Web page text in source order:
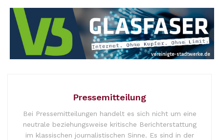
Pressemitteilung
Bei Pressemitteilungen handelt es sich nicht um eine
neutrale beziehungsweise kritische Berichterstattung
im klassischen journalistischen Sinne. Es sind in der